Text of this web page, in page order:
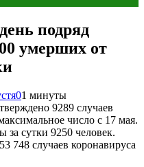
подряд
умерших от
01 минуты
9289 случаев
число с 17 мая.
за сутки 9250 человек.
748 случаев коронавируса